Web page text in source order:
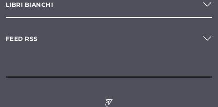
LIBRI BIANCHI
FEED RSS